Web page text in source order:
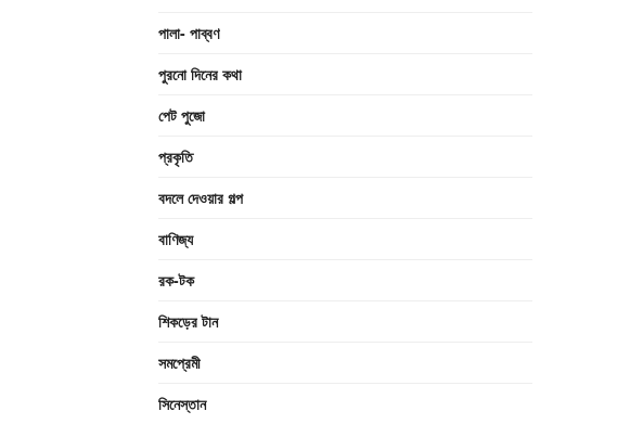
পালা- পাব্বণ
পুরনো দিনের কথা
পেট পুজো
প্রকৃতি
বদলে দেওয়ার গল্প
বাণিজ্য
রক-টক
শিকড়ের টান
সমপ্রেমী
সিনেস্তান